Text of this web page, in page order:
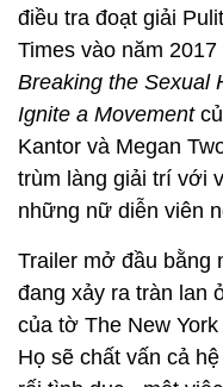
điều tra đoạt giải
Times vào năm
Breaking the Sexual
Ignite a Movement
Kantor và Megan
trùm làng giải trí với
những nữ diễn viên
Trailer mở đầu bằng
đang xảy ra tràn lan
của tờ The New
Họ sẽ chất vấn cả